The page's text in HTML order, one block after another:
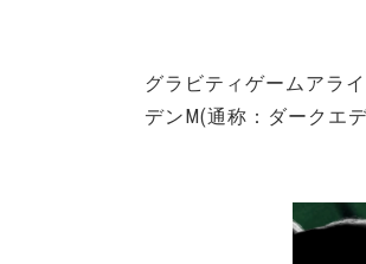
グラビティゲームアラ
デンM(通称：ダークエ